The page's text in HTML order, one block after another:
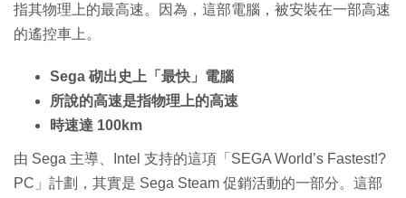
指其物理上的最高速。因為，這部電腦，被安裝在一部高速
的遙控車上。
Sega 砌出史上「最快」電腦
所說的高速是指物理上的高速
時速達 100km
由 Sega 主導、Intel 支持的這項「SEGA World’s Fastest!?
PC」計劃，其實是 Sega Steam 促銷活動的一部分。這部